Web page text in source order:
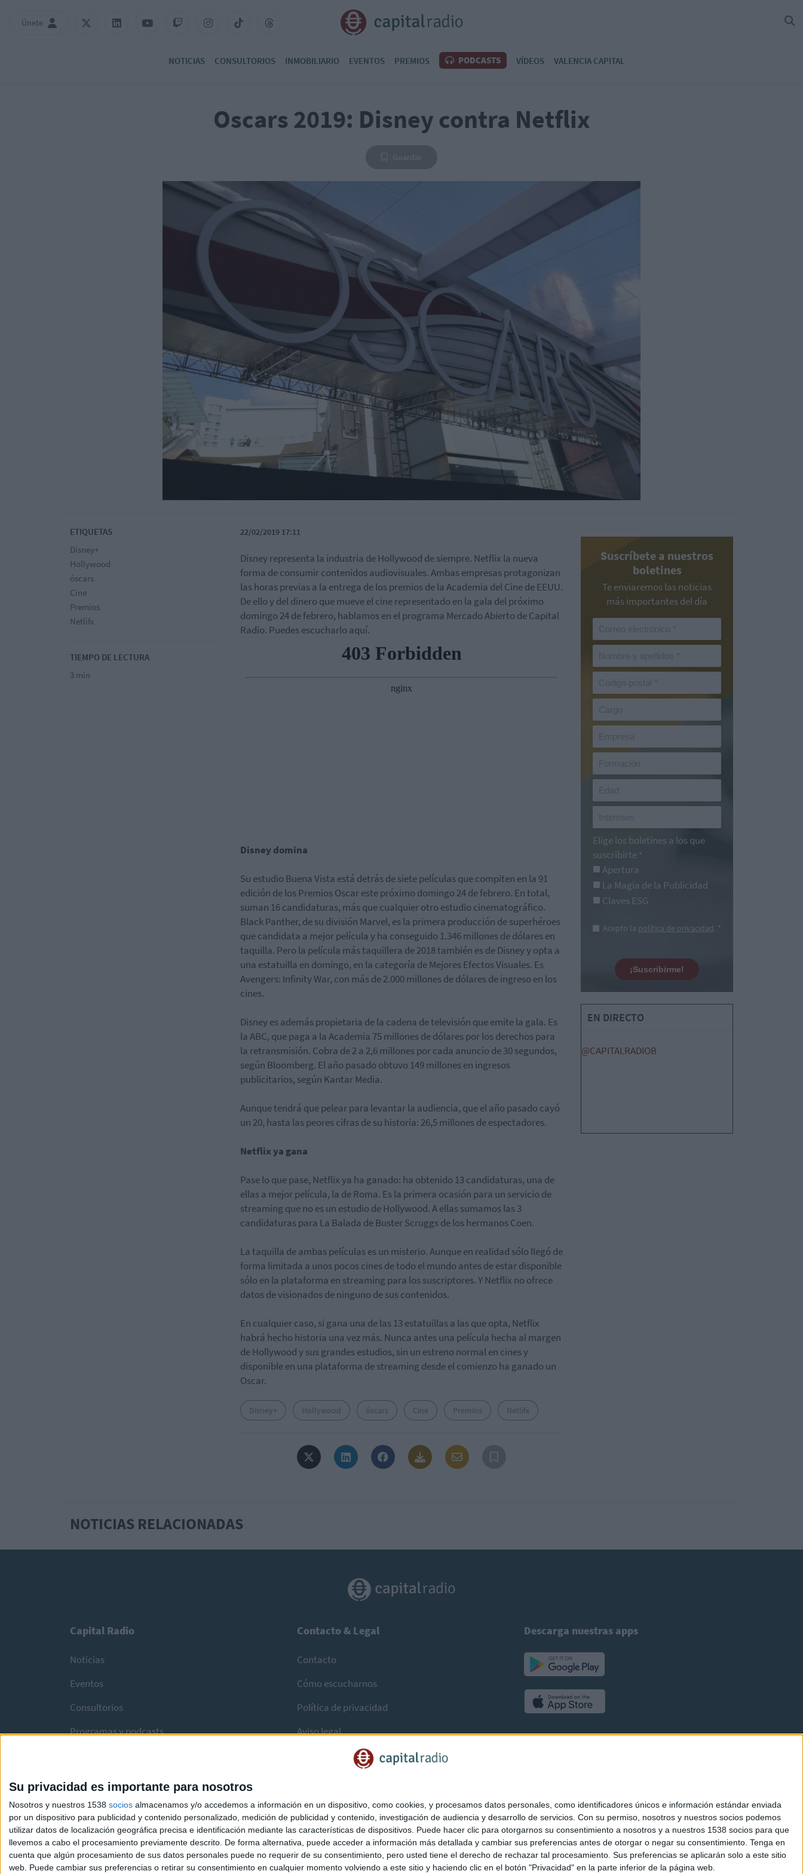
Su privacidad es importante para nosotros
Nosotros y nuestros 1538 socios almacenamos y/o accedemos a información en un dispositivo, como cookies, y procesamos datos personales, como identificadores únicos e información estándar enviada
por un dispositivo para publicidad y contenido personalizado, medición de publicidad y contenido, investigación de audiencia y desarrollo de servicios. Con su permiso, nosotros y nuestros socios podemos
utilizar datos de localización geográfica precisa e identificación mediante las características de dispositivos. Puede hacer clic para otorgarnos su consentimiento a nosotros y a nuestros 1538 socios para que
llevemos a cabo el procesamiento previamente descrito. De forma alternativa, puede acceder a información más detallada y cambiar sus preferencias antes de otorgar o negar su consentimiento. Tenga en
cuenta que algún procesamiento de sus datos personales puede no requerir de su consentimiento, pero usted tiene el derecho de rechazar tal procesamiento. Sus preferencias se aplicarán solo a este sitio
web. Puede cambiar sus preferencias o retirar su consentimiento en cualquier momento volviendo a este sitio y haciendo clic en el botón "Privacidad" en la parte inferior de la página web.
Únete
NOTICIAS CONSULTORIOS INMOBILIARIO EVENTOS PREMIOS PODCASTS VÍDEOS VALENCIA CAPITAL
Oscars 2019: Disney contra Netflix
ETIQUETAS
Disney+
Hollywood
óscars
Cine
Premios
Netlifx
TIEMPO DE LECTURA
3 min
22/02/2019 17:11
Disney representa la industria de Hollywood de siempre. Netflix la nueva
forma de consumir contenidos audiovisuales. Ambas empresas protagonizan
las horas previas a la entrega de los premios de la Academia del Cine de EEUU.
De ello y del dinero que mueve el cine representado en la gala del próximo
domingo 24 de febrero, hablamos en el programa Mercado Abierto de Capital
Radio. Puedes escucharlo aquí.
Disney domina
Su estudio Buena Vista está detrás de siete películas que compiten en la 91
edición de los Premios Oscar este próximo domingo 24 de febrero. En total,
suman 16 candidaturas, más que cualquier otro estudio cinematográfico.
Black Panther, de su división Marvel, es la primera producción de superhéroes
que candidata a mejor película y ha conseguido 1.346 millones de dólares en
taquilla. Pero la película más taquillera de 2018 también es de Disney y opta a
una estatuilla en domingo, en la categoría de Mejores Efectos Visuales. Es
Avengers: Infinity War, con más de 2.000 millones de dólares de ingreso en los
cines.
Disney es además propietaria de la cadena de televisión que emite la gala. Es
la ABC, que paga a la Academia 75 millones de dólares por los derechos para
la retransmisión. Cobra de 2 a 2,6 millones por cada anuncio de 30 segundos,
según Bloomberg. El año pasado obtuvo 149 millones en ingresos
publicitarios, según Kantar Media.
Aunque tendrá que pelear para levantar la audiencia, que el año pasado cayó
un 20, hasta las peores cifras de su historia: 26,5 millones de espectadores.
Netflix ya gana
Pase lo que pase, Netflix ya ha ganado: ha obtenido 13 candidaturas, una de
ellas a mejor película, la de Roma. Es la primera ocasión para un servicio de
streaming que no es un estudio de Hollywood. A ellas sumamos las 3
candidaturas para La Balada de Buster Scruggs de los hermanos Coen.
La taquilla de ambas películas es un misterio. Aunque en realidad sólo llegó de
forma limitada a unos pocos cines de todo el mundo antes de estar disponible
sólo en la plataforma en streaming para los suscriptores. Y Netflix no ofrece
datos de visionados de ninguno de sus contenidos.
En cualquier caso, si gana una de las 13 estatuillas a las que opta, Netflix
habrá hecho historia una vez más. Nunca antes una película hecha al margen
de Hollywood y sus grandes estudios, sin un estreno normal en cines y
disponible en una plataforma de streaming desde el comienzo ha ganado un
Oscar.
Disney+ Hollywood óscars Cine Premios Netlifx
Suscríbete a nuestros
boletines
Te enviaremos las noticias
más importantes del día
Elige los boletines a los que
suscribirte *
Apertura
La Magia de la Publicidad
Claves ESG
Acepto la política de privacidad. *
¡Suscribirme!
EN DIRECTO
@CAPITALRADIOB
NOTICIAS RELACIONADAS
Capital Radio
Noticias
Eventos
Consultorios
Programas y podcasts
Contacto & Legal
Contacto
Cómo escucharnos
Política de privacidad
Aviso legal
Descarga nuestras apps